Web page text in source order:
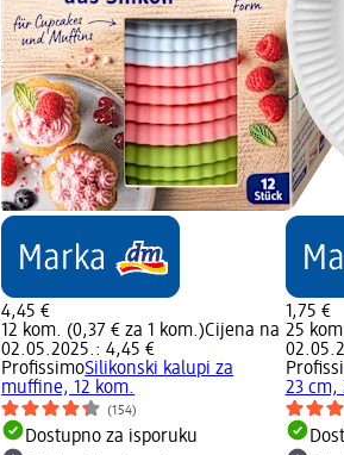
4,45 €
12 kom. (0,37 € za 1 kom.)Cijena na
02.05.2025.: 4,45 €
ProfissimoSilikonski kalupi za
muffine, 12 kom.
(154)
Dostupno za isporuku
1,75 €
25
23 cm,